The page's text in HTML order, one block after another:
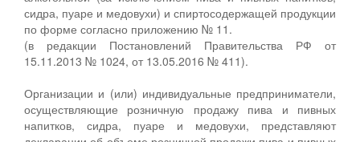
сидра, пуаре и медовухи) и спиртосодержащей продукции
по форме согласно приложению № 11.
(в редакции Постановлений Правительства РФ от
15.11.2013 № 1024, от 13.05.2016 № 411).
Организации и (или) индивидуальные предприниматели,
осуществляющие розничную продажу пива и пивных
напитков, сидра, пуаре и медовухи, представляют